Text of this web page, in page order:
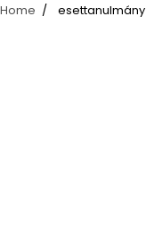
Home esettanulmány